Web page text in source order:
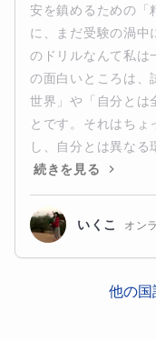
安を鎮めるための「
に、まだ受験の渦中
のドリルなんて私は
の面白いところは、
世界」や「自分とは
とです。それはちょ
し、自分とは異な
続きを見る
いくこ オン
他の国